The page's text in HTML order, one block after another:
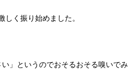
く振り始めました。
」というのでおそるおそる嗅いでみ